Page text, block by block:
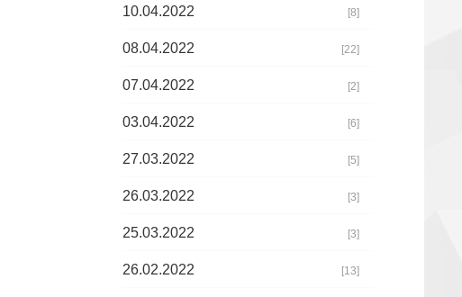
10.04.2022 [8]
08.04.2022 [22]
07.04.2022 [2]
03.04.2022 [6]
27.03.2022 [5]
26.03.2022 [3]
25.03.2022 [3]
26.02.2022 [13]